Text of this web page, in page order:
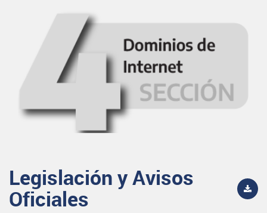
Legislación y Avisos
Oficiales